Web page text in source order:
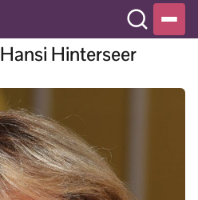
Hansi Hinterseer